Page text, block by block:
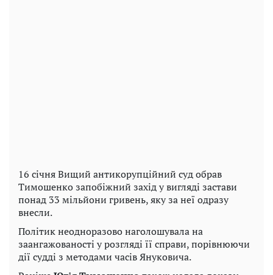
16 січня Вищий антикорупційний суд обрав
Тимошенко запобіжний захід у вигляді застави
понад 33 мільйони гривень, яку за неї одразу
внесли.
Політик неодноразово наголошувала на
заангажованості у розгляді її справи, порівнюючи
дії судді з методами часів Януковича.